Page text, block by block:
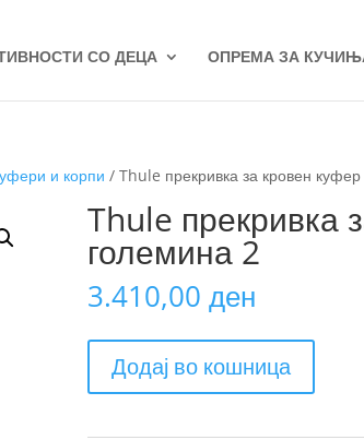
СО ДЕЦА ОПРЕМА ЗА
и корпи / Thule прекривка за кровен
Thule прекривка
големина 2
3.410,00 ден
прекривка
за
Додај во кошница